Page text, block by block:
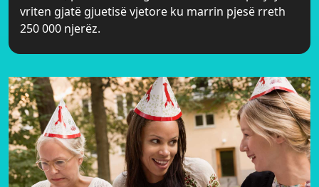
vriten gjatë gjuetisë vjetore ku marrin pjesë rreth
250 000 njerëz.